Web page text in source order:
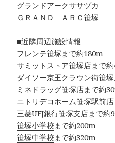
グランドアークササヅカ
ＧＲＡＮＤ ＡＲＣ笹塚
■近隣周辺施設情報
フレンテ笹塚まで約180m
サミットストア笹塚店まで
ダイソー京王クラウン街笹
ミネドラッグ笹塚店まで約
ニトリデコホーム笹塚駅前
三菱UFJ銀行笹塚支店まで約
笹塚小学校 まで約200m
笹塚中学校 まで約320m